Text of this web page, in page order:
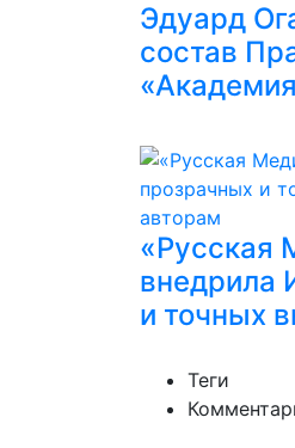
Эдуард
состав
«Русская
внедрила
и точных
Теги